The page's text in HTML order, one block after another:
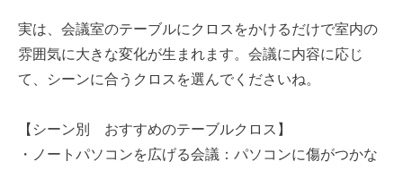
実は、会議室のテーブルにクロスをかけるだけで室内の
雰囲気に大きな変化が生まれます。会議に内容に応じ
て、シーンに合うクロスを選んでくださいね。
【シーン別 おすすめのテーブルクロス】
・ノートパソコンを広げる会議：パソコンに傷がつかな